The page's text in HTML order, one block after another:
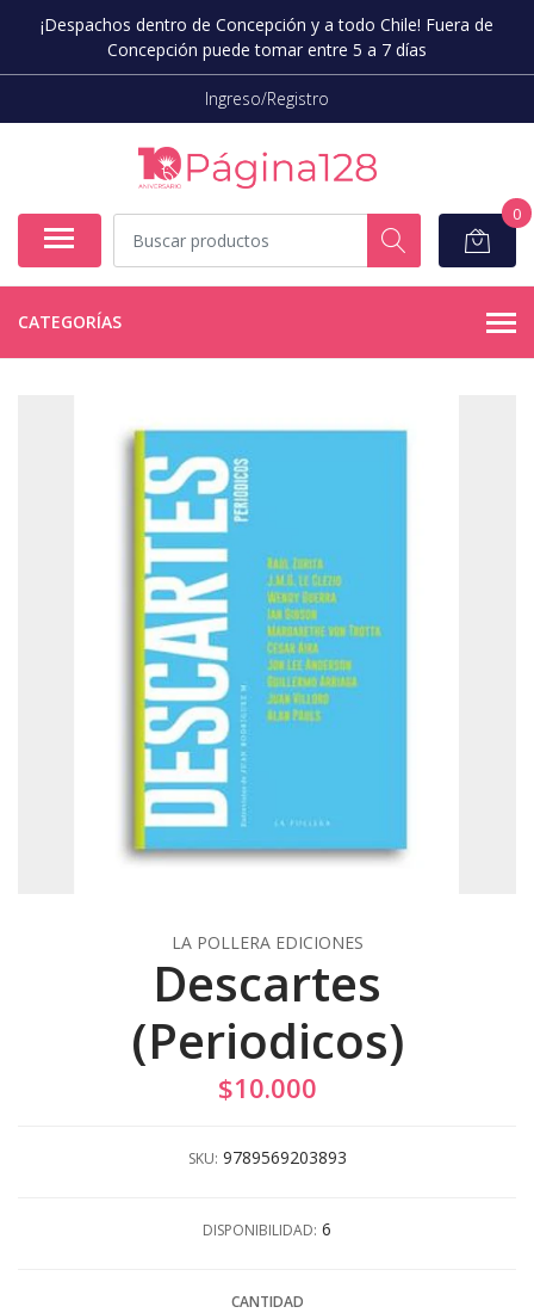
¡Despachos dentro de Concepción y a todo Chile! Fuera de
Concepción puede tomar entre 5 a 7 días
Ingreso/Registro
0
CATEGORÍAS
LA POLLERA EDICIONES
Descartes
(Periodicos)
$10.000
SKU: 9789569203893
DISPONIBILIDAD: 6
CANTIDAD